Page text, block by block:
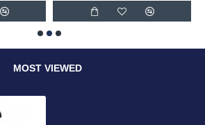
MOST VIEWED